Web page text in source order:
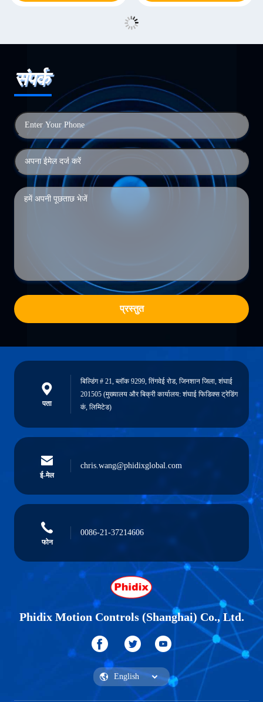
संपर्क
प्रस्तुत
पता
बिल्डिंग # 21, ब्लॉक 9299, तिंगवेई रोड, जिनशान जिला, शंघाई
201505 (मुख्यालय और बिक्री कार्यालय: शंघाई फिडिक्स ट्रेडिंग
कं, लिमिटेड)
ई-मेल
chris.wang@phidixglobal.com
फोन
0086-21-37214606
Phidix Motion Controls (Shanghai) Co., Ltd.